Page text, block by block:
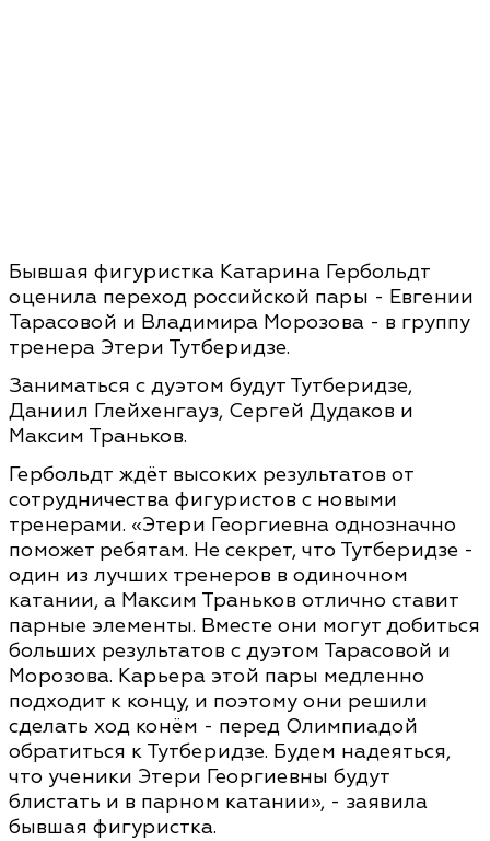
Бывшая фигуристка Катарина Гербольдт
оценила переход российской пары - Евгении
Тарасовой и Владимира Морозова - в группу
тренера Этери Тутберидзе.
Заниматься с дуэтом будут Тутберидзе,
Даниил Глейхенгауз, Сергей Дудаков и
Максим Траньков.
Гербольдт ждёт высоких результатов от
сотрудничества фигуристов с новыми
тренерами. «Этери Георгиевна однозначно
поможет ребятам. Не секрет, что Тутберидзе -
один из лучших тренеров в одиночном
катании, а Максим Траньков отлично ставит
парные элементы. Вместе они могут добиться
больших результатов с дуэтом Тарасовой и
Морозова. Карьера этой пары медленно
подходит к концу, и поэтому они решили
сделать ход конём - перед Олимпиадой
обратиться к Тутберидзе. Будем надеяться,
что ученики Этери Георгиевны будут
блистать и в парном катании», - заявила
бывшая фигуристка.